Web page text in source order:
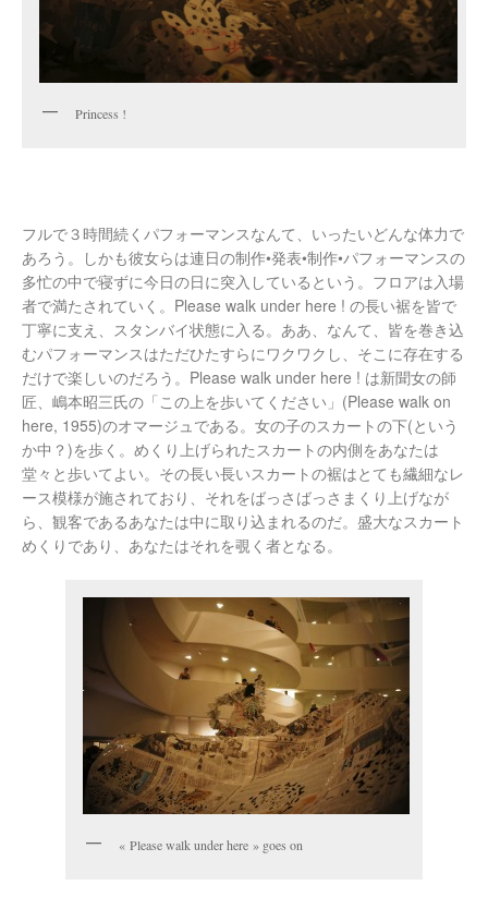
Princess !
フルで３時間続くパフォーマンスなんて、いったいどんな体力で
あろう。しかも彼女らは連日の制作•発表•制作•パフォーマンスの
多忙の中で寝ずに今日の日に突入しているという。フロアは入場
者で満たされていく。Please walk under here ! の長い裾を皆で
丁寧に支え、スタンバイ状態に入る。ああ、なんて、皆を巻き込
むパフォーマンスはただひたすらにワクワクし、そこに存在する
だけで楽しいのだろう。Please walk under here ! は新聞女の師
匠、嶋本昭三氏の「この上を歩いてください」(Please walk on
here, 1955)のオマージュである。女の子のスカートの下(という
か中？)を歩く。めくり上げられたスカートの内側をあなたは
堂々と歩いてよい。その長い長いスカートの裾はとても繊細なレ
ース模様が施されており、それをばっさばっさまくり上げなが
ら、観客であるあなたは中に取り込まれるのだ。盛大なスカート
めくりであり、あなたはそれを覗く者となる。
« Please walk under here » goes on